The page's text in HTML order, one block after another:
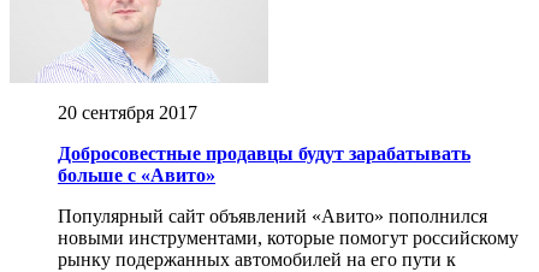
20 сентября 2017
Добросовестные продавцы будут зарабатывать
больше с «Авито»
Популярный сайт объявлений «Авито» пополнился
новыми инструментами, которые помогут российскому
рынку подержанных автомобилей на его пути к